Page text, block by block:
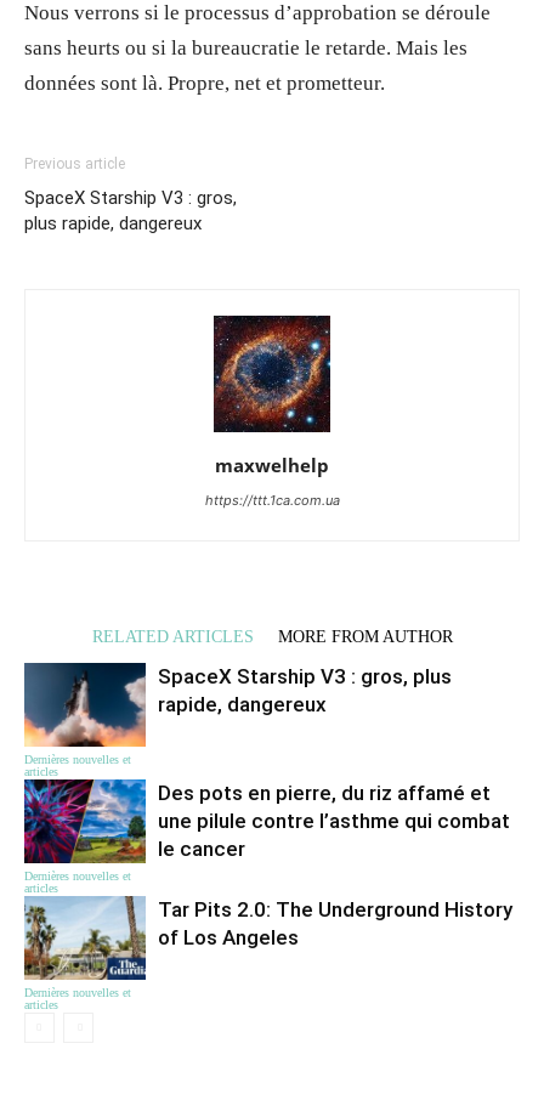
Nous verrons si le processus d’approbation se déroule
sans heurts ou si la bureaucratie le retarde. Mais les
données sont là. Propre, net et prometteur.
Previous article
SpaceX Starship V3 : gros,
plus rapide, dangereux
maxwelhelp
https://ttt.1ca.com.ua
RELATED ARTICLES MORE FROM AUTHOR
Dernières nouvelles et
articles
SpaceX Starship V3 : gros, plus
rapide, dangereux
Dernières nouvelles et
articles
Des pots en pierre, du riz affamé et
une pilule contre l’asthme qui combat
le cancer
Dernières nouvelles et
articles
Tar Pits 2.0: The Underground History
of Los Angeles